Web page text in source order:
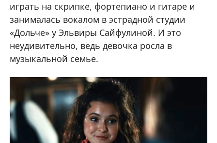
играть на скрипке, фортепиано и гитаре и
занималась вокалом в эстрадной студии
«Дольче» у Эльвиры Сайфулиной. И это
неудивительно, ведь девочка росла в
музыкальной семье.